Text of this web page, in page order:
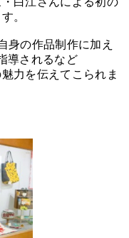
。
身の作品制作に加え
導されるなど
力を伝えてこられま